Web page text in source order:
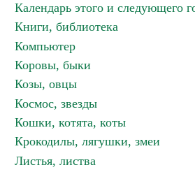
Календарь этого и следующего
Книги, библиотека
Компьютер
Коровы, быки
Козы, овцы
Космос, звезды
Кошки, котята, коты
Крокодилы, лягушки, змеи
Листья, листва